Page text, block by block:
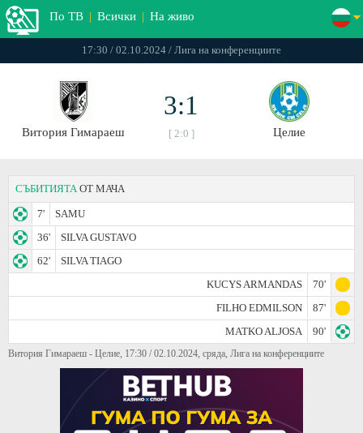
По ТВ | Всички | На живо
17:30 / 02.10.2024 / Лига на конференциите
Витория Гимараеш
3:1
[ 2:0 ] Целие
СЪБИТИЯТА ОТ МАЧА
7'
SAMU
36'
SILVA GUSTAVO
62'
SILVA TIAGO
KUCYS ARMANDAS
70'
FILHO EDMILSON
87'
MATKO ALJOSA
90'
Витория Гимараеш - Целие, 17:30 / 02.10.2024, сряда, Лига на конференциите